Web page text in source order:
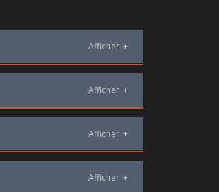
Afficher +
Afficher +
Afficher +
Afficher +